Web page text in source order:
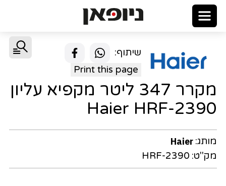
שיתוף:
Print this page
מקרר 347 ליטר מקפיא עליון
Haier HRF-2390
מותג: Haier
מק"ט: HRF-2390